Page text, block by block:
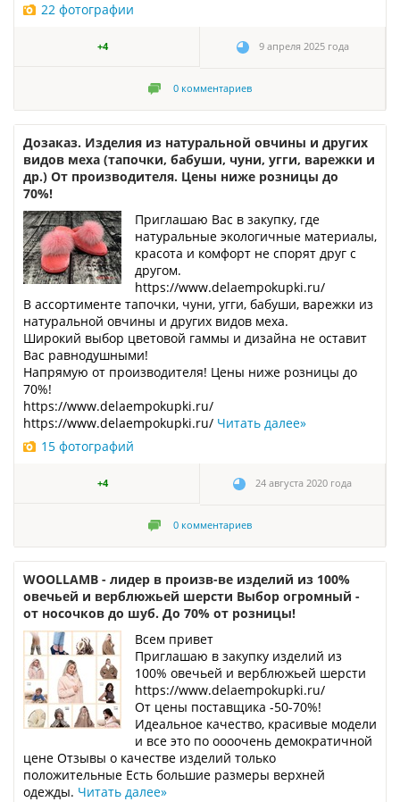
22 фотографии
+4 9 апреля 2025 года
0 комментариев
Дозаказ. Изделия из натуральной овчины и других
видов меха (тапочки, бабуши, чуни, угги, варежки и
др.) От производителя. Цены ниже розницы до
70%!
Приглашаю Вас в закупку, где
натуральные экологичные материалы,
красота и комфорт не спорят друг с
другом.
https://www.delaempokupki.ru/
В ассортименте тапочки, чуни, угги, бабуши, варежки из
натуральной овчины и других видов меха.
Широкий выбор цветовой гаммы и дизайна не оставит
Вас равнодушными!
Напрямую от производителя! Цены ниже розницы до
70%!
https://www.delaempokupki.ru/
https://www.delaempokupki.ru/ Читать далее»
15 фотографий
+4 24 августа 2020 года
0 комментариев
WOOLLAMB - лидер в произв-ве изделий из 100%
овечьей и верблюжьей шерсти Выбор огромный -
от носочков до шуб. До 70% от розницы!
Всем привет
Приглашаю в закупку изделий из
100% овечьей и верблюжьей шерсти
https://www.delaempokupki.ru/
От цены поставщика -50-70%!
Идеальное качество, красивые модели
и все это по оооочень демократичной
цене Отзывы о качестве изделий только
положительные Есть большие размеры верхней
одежды. Читать далее»